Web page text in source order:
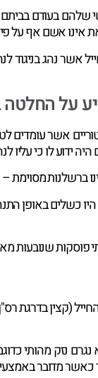
אינו אשם אף על פי
אשר נהג
על החלטה
אשר עומדים
ידוע לו כי עליו
ברשלנות מסוימת
כשלים באופן
שנובעות
(קצין בדרגת
נזק מהותי
כאשר מדובר